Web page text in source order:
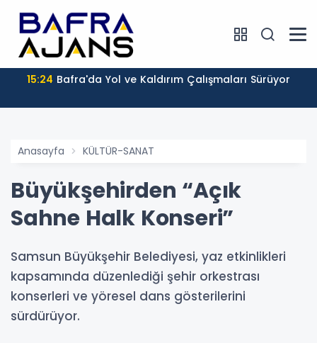
15:24 Bafra'da Yol ve Kaldırım Çalışmaları Sürüyor
Anasayfa KÜLTÜR-SANAT
Büyükşehirden “Açık
Sahne Halk Konseri”
Samsun Büyükşehir Belediyesi, yaz etkinlikleri
kapsamında düzenlediği şehir orkestrası
konserleri ve yöresel dans gösterilerini
sürdürüyor.